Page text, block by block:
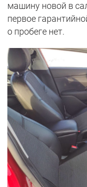
машину новой в
первое
о пробеге нет.